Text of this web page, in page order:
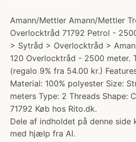
Amann/Mettler Amann/Mettler
Overlocktråd 71792 Petrol -
> Sytråd > Overlocktråd >
120 Overlocktråd - 2500 meter.
(regalo 9% fra 54.00 kr.)
Material: 100% polyester Size:
meters Type: 2 Threads Shape:
71792 Køb hos Rito.dk.
Dele af indholdet på denne side
med hjælp fra AI.